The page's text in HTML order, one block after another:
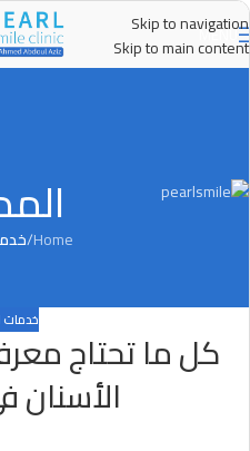
Skip to navigation
Skip to main content
MENU
Home
/
خدمات
كل ما تحتاج
الأسنان